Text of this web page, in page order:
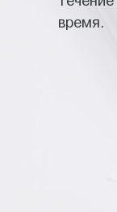
время.